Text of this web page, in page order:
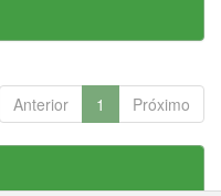
Anterior 1 Próximo